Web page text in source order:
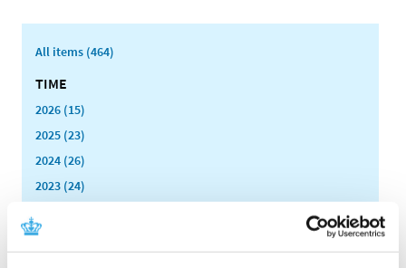
All items (464)
TIME
2026 (15)
2025 (23)
2024 (26)
2023 (24)
November (1)